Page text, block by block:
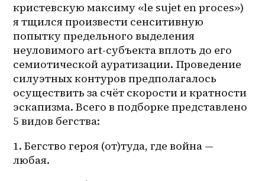
кристевскую максиму «le sujet en proces»)
я тщился произвести сенситивную
попытку предельного выделения
неуловимого art-субъекта вплоть до его
семиотической ауратизации. Проведение
силуэтных контуров предполагалось
осуществить за счёт скорости и кратности
эскапизма. Всего в подборке представлено
5 видов бегства:
1. Бегство героя (от)туда, где война —
любая.